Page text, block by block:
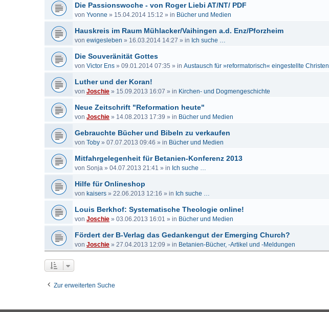
Die Passionswoche - von Roger Liebi AT/NT/ PDF
von Yvonne » 15.04.2014 15:12 » in Bücher und Medien
Hauskreis im Raum Mühlacker/Vaihingen a.d. Enz/Pforzheim
von ewigesleben » 16.03.2014 14:27 » in Ich suche …
Die Souveränität Gottes
von Victor Ens » 09.01.2014 07:35 » in Austausch für »reformatorisch« eingestellte Christen
Luther und der Koran!
von Joschie » 15.09.2013 16:07 » in Kirchen- und Dogmengeschichte
Neue Zeitschrift "Reformation heute"
von Joschie » 14.08.2013 17:39 » in Bücher und Medien
Gebrauchte Bücher und Bibeln zu verkaufen
von Toby » 07.07.2013 09:46 » in Bücher und Medien
Mitfahrgelegenheit für Betanien-Konferenz 2013
von Sonja » 04.07.2013 21:41 » in Ich suche …
Hilfe für Onlineshop
von kaisers » 22.06.2013 12:16 » in Ich suche …
Louis Berkhof: Systematische Theologie online!
von Joschie » 03.06.2013 16:01 » in Bücher und Medien
Fördert der B-Verlag das Gedankengut der Emerging Church?
von Joschie » 27.04.2013 12:09 » in Betanien-Bücher, -Artikel und -Meldungen
Zur erweiterten Suche